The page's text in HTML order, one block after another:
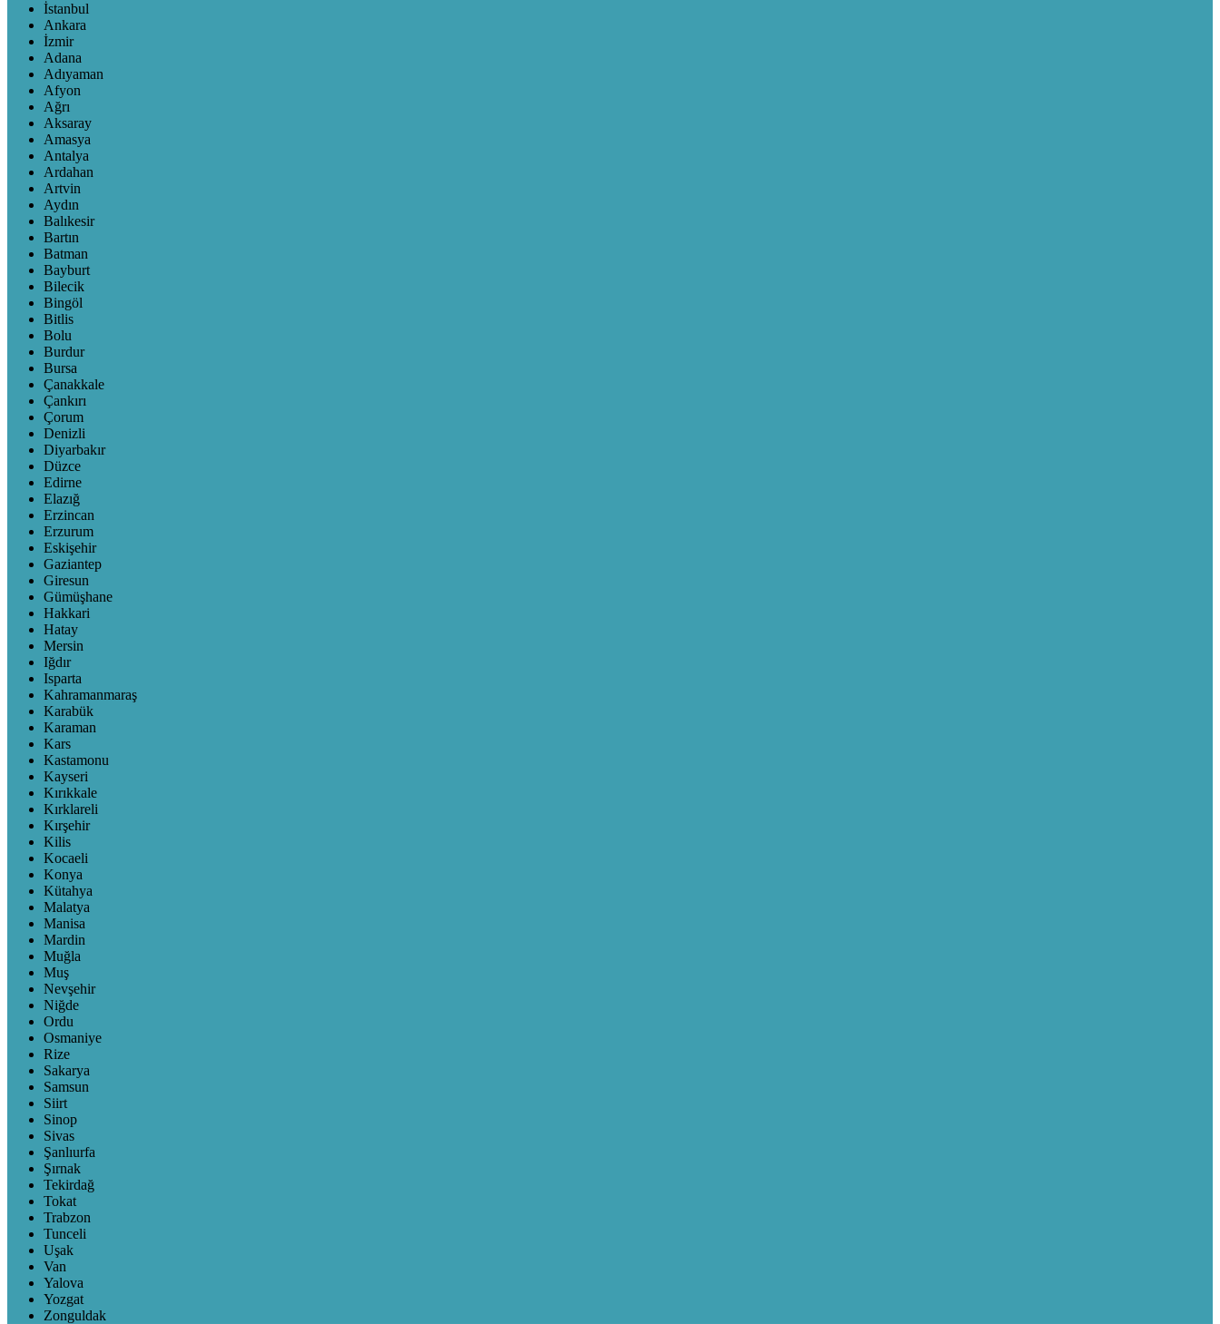
İstanbul
Ankara
İzmir
Adana
Adıyaman
Afyon
Ağrı
Aksaray
Amasya
Antalya
Ardahan
Artvin
Aydın
Balıkesir
Bartın
Batman
Bayburt
Bilecik
Bingöl
Bitlis
Bolu
Burdur
Bursa
Çanakkale
Çankırı
Çorum
Denizli
Diyarbakır
Düzce
Edirne
Elazığ
Erzincan
Erzurum
Eskişehir
Gaziantep
Giresun
Gümüşhane
Hakkari
Hatay
Mersin
Iğdır
Isparta
Kahramanmaraş
Karabük
Karaman
Kars
Kastamonu
Kayseri
Kırıkkale
Kırklareli
Kırşehir
Kilis
Kocaeli
Konya
Kütahya
Malatya
Manisa
Mardin
Muğla
Muş
Nevşehir
Niğde
Ordu
Osmaniye
Rize
Sakarya
Samsun
Siirt
Sinop
Sivas
Şanlıurfa
Şırnak
Tekirdağ
Tokat
Trabzon
Tunceli
Uşak
Van
Yalova
Yozgat
Zonguldak